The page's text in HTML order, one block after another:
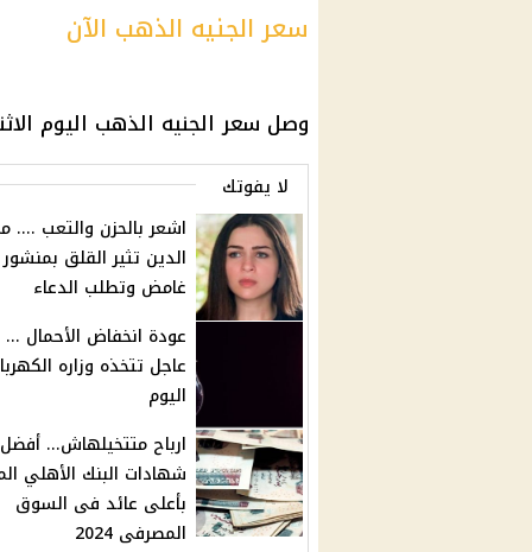
سعر الجنيه الذهب الآن
وصل سعر الجنيه الذهب اليوم الاثنين 19 أغسطس 2024 إلى
لا يفوتك
اشعر بالحزن والتعب ....
الدين تثير القلق بمنشور
غامض وتطلب الدعاء
عودة انخفاض الأحمال ...
عاجل تتخذه وزاره
اليوم
ارباح متتخيلهاش... أفضل
شهادات البنك الأهلي
بأعلى عائد فى السوق
المصرفى 2024